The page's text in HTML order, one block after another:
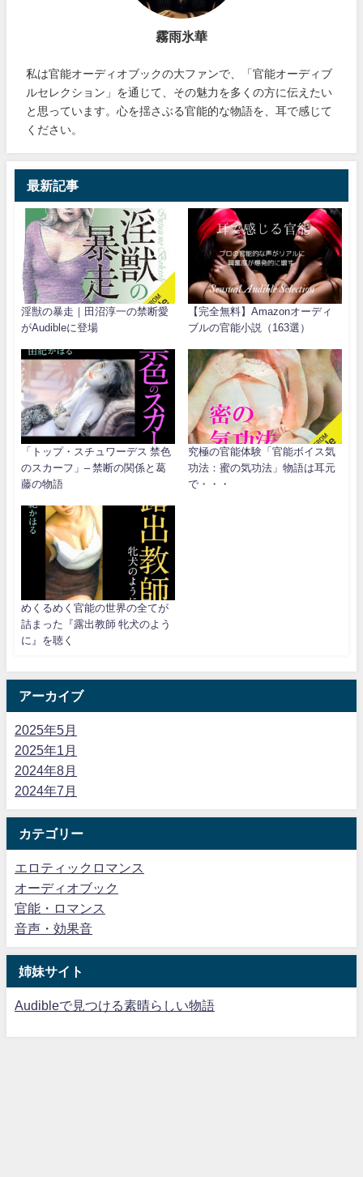
霧雨氷華
私は官能オーディオブックの大ファンで、「官能オーディブ
ルセレクション」を通じて、その魅力を多くの方に伝えたい
と思っています。心を揺さぶる官能的な物語を、耳で感じて
ください。
最新記事
淫獣の暴走｜田沼淳一の禁断愛
がAudibleに登場
【完全無料】Amazonオーディ
ブルの官能小説（163選）
「トップ・スチュワーデス 禁色
のスカーフ」– 禁断の関係と葛
藤の物語
究極の官能体験「官能ボイス気
功法：蜜の気功法」物語は耳元
で・・・
めくるめく官能の世界の全てが
詰まった『露出教師 牝犬のよう
に』を聴く
アーカイブ
2025年5月
2025年1月
2024年8月
2024年7月
カテゴリー
エロティックロマンス
オーディオブック
官能・ロマンス
音声・効果音
姉妹サイト
Audibleで見つける素晴らしい物語